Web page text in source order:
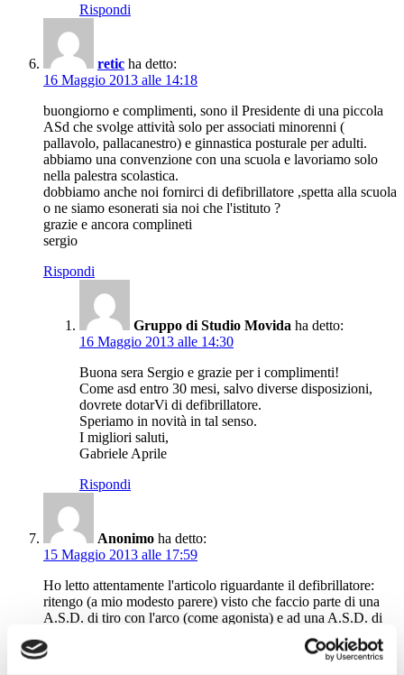
Rispondi
retic ha detto:
16 Maggio 2013 alle 14:18
buongiorno e complimenti, sono il Presidente di una piccola
ASd che svolge attività solo per associati minorenni (
pallavolo, pallacanestro) e ginnastica posturale per adulti.
abbiamo una convenzione con una scuola e lavoriamo solo
nella palestra scolastica.
dobbiamo anche noi fornirci di defibrillatore ,spetta alla scuola
o ne siamo esonerati sia noi che l'istituto ?
grazie e ancora complineti
sergio
Rispondi
Gruppo di Studio Movida ha detto:
16 Maggio 2013 alle 14:30
Buona sera Sergio e grazie per i complimenti!
Come asd entro 30 mesi, salvo diverse disposizioni,
dovrete dotarVi di defibrillatore.
Speriamo in novità in tal senso.
I migliori saluti,
Gabriele Aprile
Rispondi
Anonimo ha detto:
15 Maggio 2013 alle 17:59
Ho letto attentamente l'articolo riguardante il defibrillatore:
ritengo (a mio modesto parere) visto che faccio parte di una
A.S.D. di tiro con l'arco (come agonista) e ad una A.S.D. di
arti marziali come insegnante e praticante, che l'uso di questo
apparecchio, sia un'arma a doppio taglio in quanto è si un
salva vita, ma in mano a persone non idonee anche se hanno